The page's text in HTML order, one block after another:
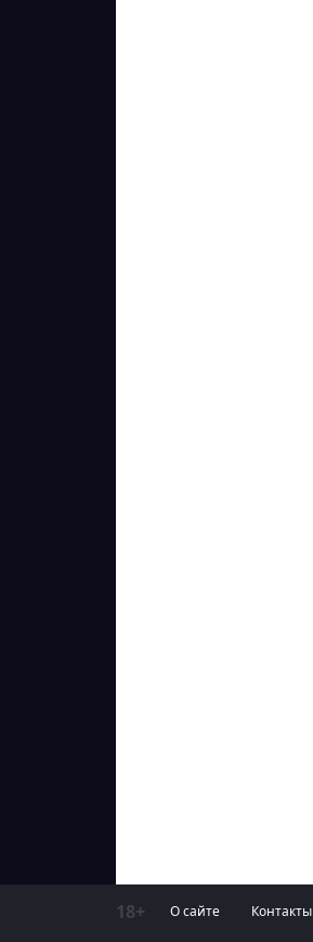
18+ О сайте Контакты